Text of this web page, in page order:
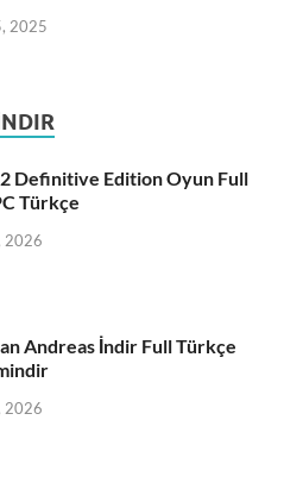
2025
Definitive Edition Oyun Full
Türkçe
2026
Andreas İndir Full Türkçe
2026